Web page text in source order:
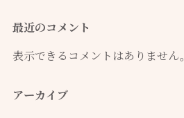
最近のコメント
表示できるコメントはありません。
アーカイブ